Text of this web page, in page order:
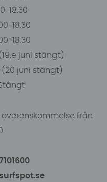
18.30
18.30
18.30
juni stängt)
(20 juni stängt)
från